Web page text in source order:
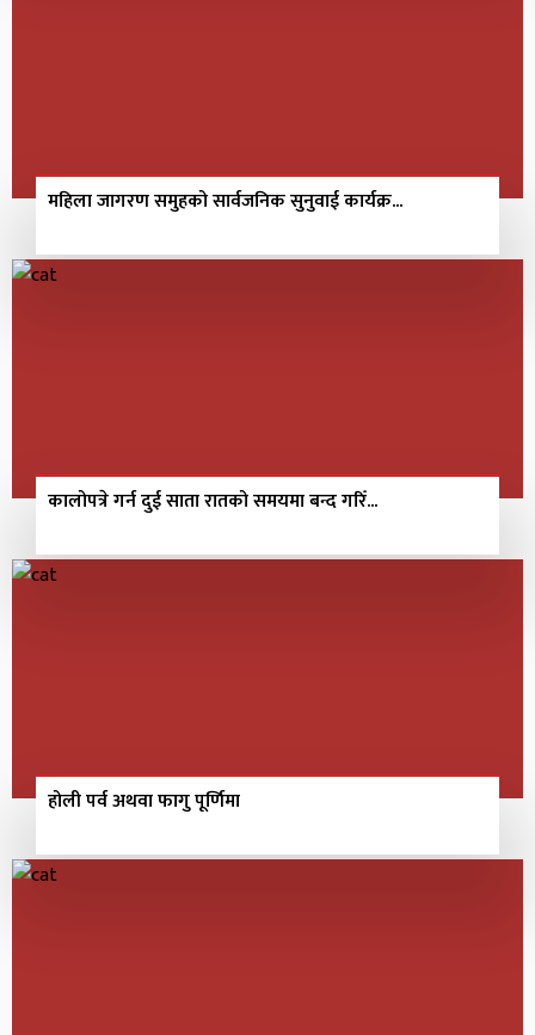
महिला जागरण समुहको सार्वजनिक सुनुवाई कार्यक्र...
कालोपत्रे गर्न दुई साता रातको समयमा बन्द गरिँ...
होली पर्व अथवा फागु पूर्णिमा